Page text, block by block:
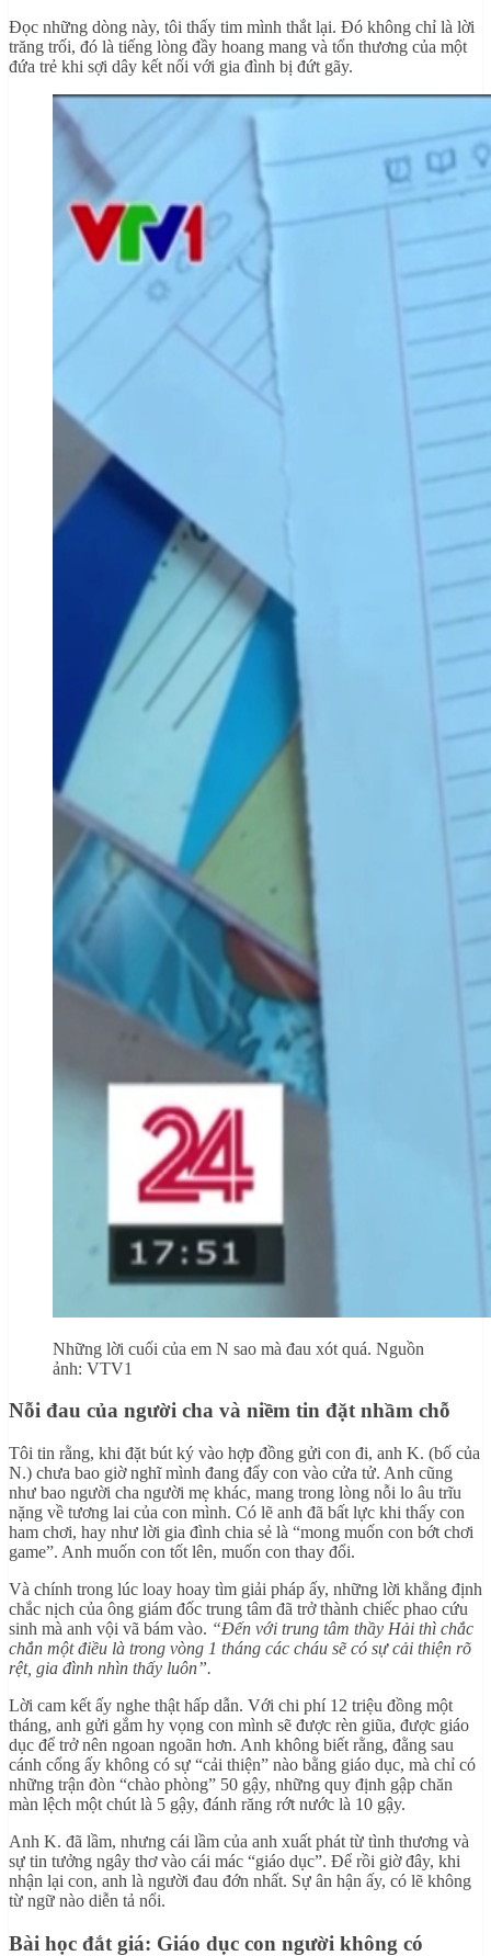
Đọc những dòng này, tôi thấy tim mình thắt lại. Đó không chỉ là lời
trăng trối, đó là tiếng lòng đầy hoang mang và tổn thương của một
đứa trẻ khi sợi dây kết nối với gia đình bị đứt gãy.
Những lời cuối của em N sao mà đau xót quá. Nguồn
ảnh: VTV1
Nỗi đau của người cha và niềm tin đặt nhầm chỗ
Tôi tin rằng, khi đặt bút ký vào hợp đồng gửi con đi, anh K. (bố của
N.) chưa bao giờ nghĩ mình đang đẩy con vào cửa tử. Anh cũng
như bao người cha người mẹ khác, mang trong lòng nỗi lo âu trĩu
nặng về tương lai của con mình. Có lẽ anh đã bất lực khi thấy con
ham chơi, hay như lời gia đình chia sẻ là “mong muốn con bớt chơi
game”. Anh muốn con tốt lên, muốn con thay đổi.
Và chính trong lúc loay hoay tìm giải pháp ấy, những lời khẳng định
chắc nịch của ông giám đốc trung tâm đã trở thành chiếc phao cứu
sinh mà anh vội vã bám vào. “Đến với trung tâm thầy Hải thì chắc
chắn một điều là trong vòng 1 tháng các cháu sẽ có sự cải thiện rõ
rệt, gia đình nhìn thấy luôn”.
Lời cam kết ấy nghe thật hấp dẫn. Với chi phí 12 triệu đồng một
tháng, anh gửi gắm hy vọng con mình sẽ được rèn giũa, được giáo
dục để trở nên ngoan ngoãn hơn. Anh không biết rằng, đằng sau
cánh cổng ấy không có sự “cải thiện” nào bằng giáo dục, mà chỉ có
những trận đòn “chào phòng” 50 gậy, những quy định gập chăn
màn lệch một chút là 5 gậy, đánh răng rớt nước là 10 gậy.
Anh K. đã lầm, nhưng cái lầm của anh xuất phát từ tình thương và
sự tin tưởng ngây thơ vào cái mác “giáo dục”. Để rồi giờ đây, khi
nhận lại con, anh là người đau đớn nhất. Sự ân hận ấy, có lẽ không
từ ngữ nào diễn tả nổi.
Bài học đắt giá: Giáo dục con người không có